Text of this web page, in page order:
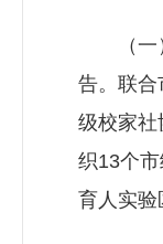
（一）
告。联合
级校家社
织13个
育人实验